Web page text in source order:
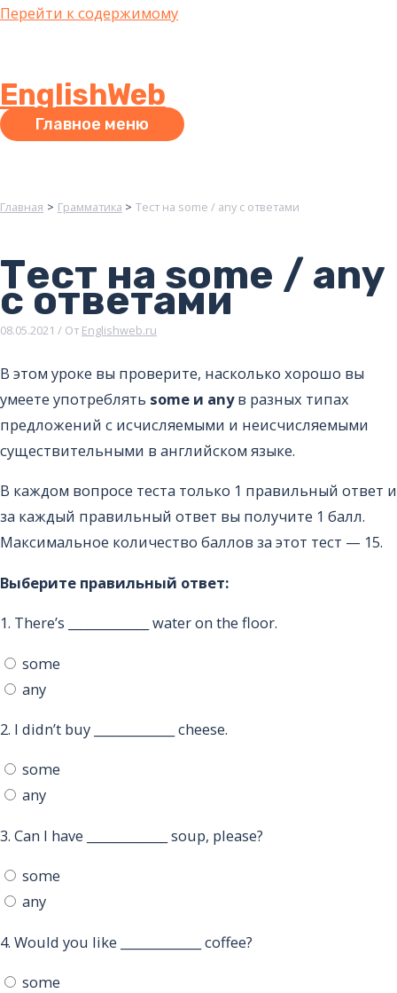
Перейти к содержимому
EnglishWeb
Главное меню
Главная Грамматика Тест на some / any с ответами
Тест на some / any
с ответами
08.05.2021 / От Englishweb.ru
В этом уроке вы проверите, насколько хорошо вы
умеете употреблять some и anyв разных типах
предложений с исчисляемыми и неисчисляемыми
существительными в английском языке.
В каждом вопросе теста только 1 правильный ответ и
за каждый правильный ответ вы получите 1 балл.
Максимальное количество баллов за этот тест — 15.
Выберите правильный ответ:
1. There’s _____________ water on the floor.
some
any
2. I didn’t buy _____________ cheese.
some
any
3. Can I have _____________ soup, please?
some
any
4. Would you like _____________ coffee?
some